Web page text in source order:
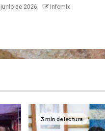
de 2026 Infomix
3 min de lectura